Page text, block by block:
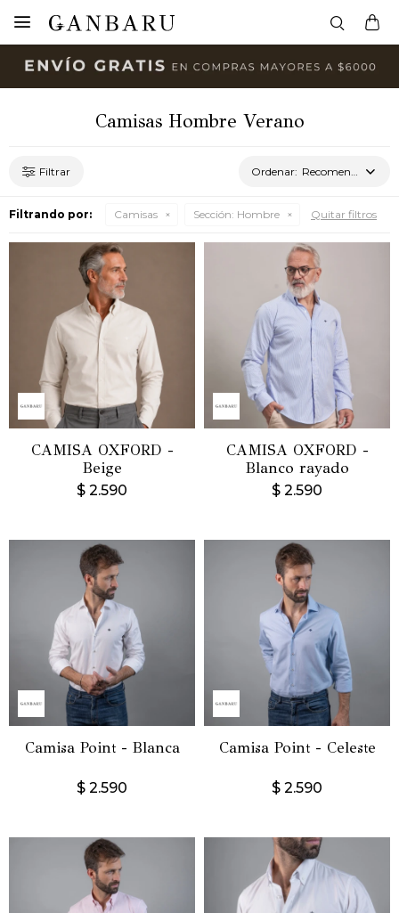

Camisas Hombre Verano
Recomendados
Filtrando por: Camisas Sección: Hombre Quitar filtros
CAMISA OXFORD -
Beige
$ 2.590
CAMISA OXFORD -
Blanco rayado
$ 2.590
Camisa Point - Blanca
$ 2.590
Camisa Point - Celeste
$ 2.590